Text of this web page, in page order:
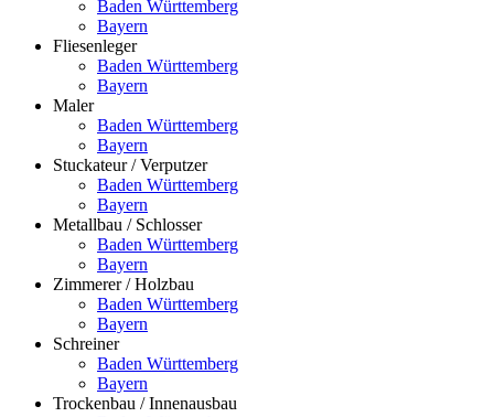
Baden Württemberg
Bayern
Fliesenleger
Baden Württemberg
Bayern
Maler
Baden Württemberg
Bayern
Stuckateur / Verputzer
Baden Württemberg
Bayern
Metallbau / Schlosser
Baden Württemberg
Bayern
Zimmerer / Holzbau
Baden Württemberg
Bayern
Schreiner
Baden Württemberg
Bayern
Trockenbau / Innenausbau